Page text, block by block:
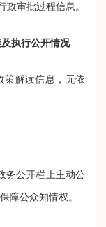
审批过程信息。
执行公开情况
策解读信息，无依
务公开栏上主动公
障公众知情权。